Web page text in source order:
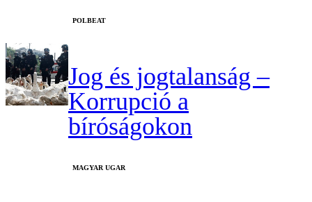
‎POLBEAT
Jog és jogtalanság –
Korrupció a
bíróságokon
MAGYAR UGAR